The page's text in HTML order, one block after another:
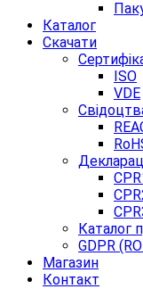
Каталог
Скачати
ISO
VDE
Каталог
GDPR
Магазин
Контакт